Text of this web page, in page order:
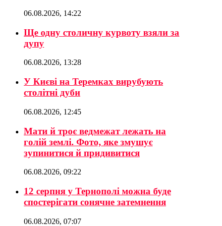
06.08.2026, 14:22
Ще одну столичну курвоту взяли за
дупу
06.08.2026, 13:28
У Києві на Теремках вирубують
столітні дуби
06.08.2026, 12:45
Мати й троє ведмежат лежать на
голій землі. Фото, яке змушує
зупинитися й придивитися
06.08.2026, 09:22
12 серпня у Тернополі можна буде
спостерігати сонячне затемнення
06.08.2026, 07:07